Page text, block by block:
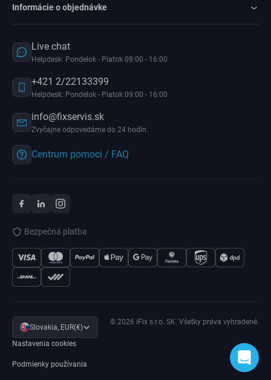
Informácie o objednávke
Live chat
Helpdesk: Pondelok - Piatok 09:00 - 16:00
+421 2/22133399
Helpdesk: Pondelok - Piatok 09:00 - 16:00
info@fixservis.sk
Zvyčajne odpovedáme do 24 hodín.
Centrum pomoci / FAQ
Bezpečná platba
Slovakia, EUR(€)
Nastavenia cookies
Podmienky používania
© 2026 iFix s.r.o. SK. Všetky práva vyhradené.